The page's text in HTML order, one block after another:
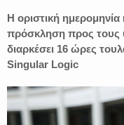
Η οριστική
πρόσκληση προς τους
διαρκέσει 16 ώρες
Singular Logic